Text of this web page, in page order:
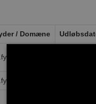
/ Domæne